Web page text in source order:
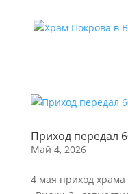
Приход передал
Май 4, 2026
4 мая приход